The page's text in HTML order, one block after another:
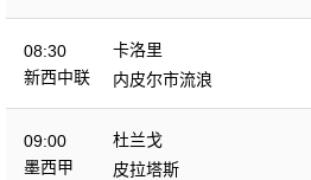
08:30
新西中联
卡洛里
内皮尔市流浪
09:00
墨西甲
杜兰戈
皮拉塔斯